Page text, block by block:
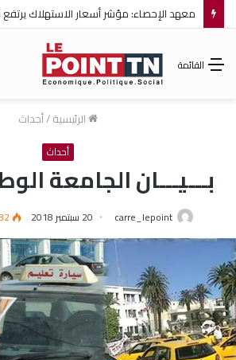
القائمة
الرئيسية/أحداث
أحداث
بـــيـــان الجامعة
carre_lepoint 20 سبتمبر 2018